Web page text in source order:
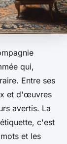
qui,
Entre ses
et d'œuvres
avertis. La
c'est
et les